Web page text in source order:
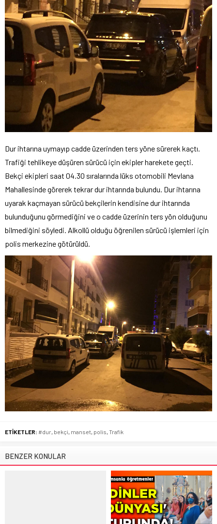
Dur ihtarına uymayıp cadde üzerinden ters yöne sürerek kaçtı.
Trafiği tehlikeye düşüren sürücü için ekipler harekete geçti.
Bekçi ekipleri saat 04.30 sıralarında lüks otomobili Mevlana
Mahallesinde görerek tekrar dur ihtarında bulundu. Dur ihtarına
uyarak kaçmayan sürücü bekçilerin kendisine dur ihtarında
bulunduğunu görmediğini ve o cadde üzerinin ters yön olduğunu
bilmediğini söyledi. Alkollü olduğu öğrenilen sürücü işlemleri için
polis merkezine götürüldü.
ETİKETLER: #dur bekçi manset polis Trafik
BENZER KONULAR